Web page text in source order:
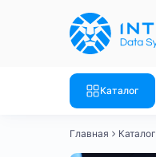
Каталог
ASIC майнеры
Главная Каталог